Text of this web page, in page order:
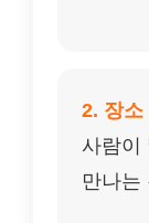
2. 장소
사람이
만나는